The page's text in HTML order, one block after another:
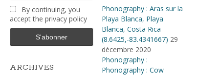
By continuing, you
accept the privacy policy
ARCHIVES
Phonography : Aras sur la
Playa Blanca, Playa
Blanca, Costa Rica
(8.6425,-83.4341667) 29
décembre 2020
Phonography :
Phonography : Cow